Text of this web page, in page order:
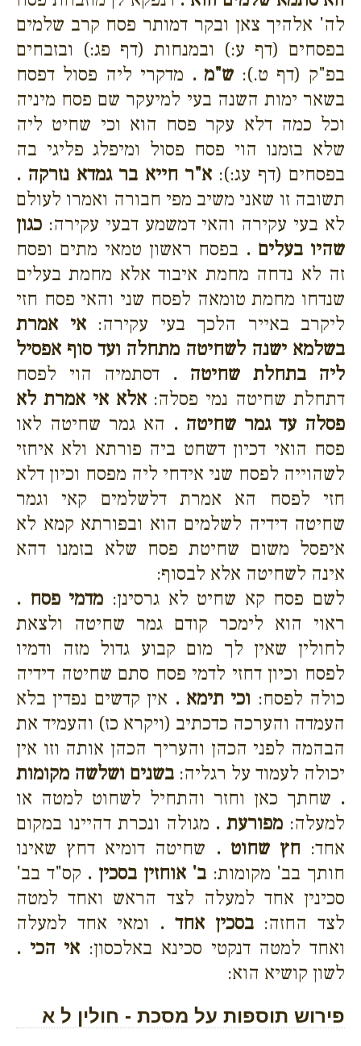
לה' אלהיך צאן ובקר דמותר פסח קרב שלמים
בפסחים (דף ע:) ובמנחות (דף פג:) ובזבחים
בפ"ק (דף ט.): ש"מ . מדקרי ליה פסול דפסח
בשאר ימות השנה בעי למיעקר שם פסח מיניה
וכל כמה דלא עקר פסח הוא וכי שחיט ליה
שלא בזמנו הוי פסח פסול ומיפלג פליגי בה
בפסחים (דף עג:):א"ר חייא בר גמדא נזרקה .
תשובה זו שאני משיב מפי חבורה ואמרו לעולם
לא בעי עקירה והאי דמשמע דבעי עקירה: כגון
שהיו בעלים . בפסח ראשון טמאי מתים ופסח
זה לא נדחה מחמת איבוד אלא מחמת בעלים
שנדחו מחמת טומאה לפסח שני והאי פסח חזי
ליקרב באייר הלכך בעי עקירה:אי אמרת
בשלמא ישנה לשחיטה מתחלה ועד סוף אפסיל
ליה בתחלת שחיטה . דסתמיה הוי לפסח
דתחלת שחיטה נמי פסלה:אלא אי אמרת לא
פסלה עד גמר שחיטה . הא גמר שחיטה לאו
פסח הואי דכיון דשחט ביה פורתא ולא איחזי
לשהוייה לפסח שני אידחי ליה מפסח וכיון דלא
חזי לפסח הא אמרת דלשלמים קאי וגמר
שחיטה דידיה לשלמים הוא ובפורתא קמא לא
איפסל משום שחיטת פסח שלא בזמנו דהא
אינה לשחיטה אלא לבסוף:
לשם פסח קא שחיט לא גרסינן: מדמי פסח .
ראוי הוא לימכר קודם גמר שחיטה ולצאת
לחולין שאין לך מום קבוע גדול מזה ודמיו
לפסח וכיון דחזי לדמי פסח סתם שחיטה דידיה
כולה לפסח: וכי תימא . אין קדשים נפדין בלא
העמדה והערכה כדכתיב (ויקרא כז) והעמיד את
הבהמה לפני הכהן והעריך הכהן אותה וזו אין
יכולה לעמוד על רגליה: בשנים ושלשה מקומות
. שחתך כאן וחזר והתחיל לשחוט למטה או
למעלה: מפורעת . מגולה ונכרת דהיינו במקום
אחד: חץ שחוט . שחיטה דומיא דחץ שאינו
חותך בב' מקומות: ב' אוחזין בסכין . קס"ד בב'
סכינין אחד למעלה לצד הראש ואחד למטה
לצד החזה:בסכין אחד . ומאי אחד למעלה
ואחד למטה דנקטי סכינא באלכסון: אי הכי .
לשון קושיא הוא:
פירוש תוספות על מסכת - חולין ל א